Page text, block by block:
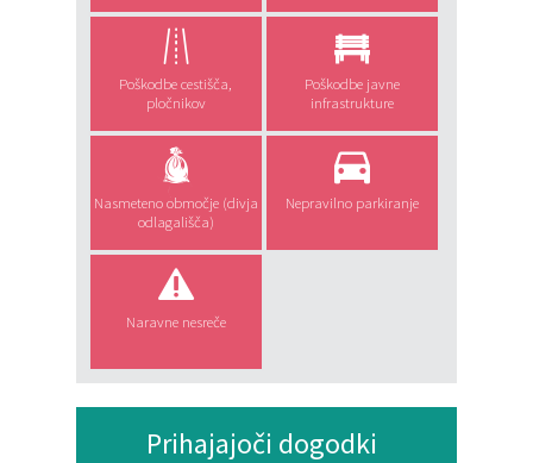
Poškodbe cestišča,
pločnikov
Poškodbe javne
infrastrukture
Nasmeteno območje (divja
odlagališča)
Nepravilno parkiranje
Naravne nesreče
Prihajajoči dogodki